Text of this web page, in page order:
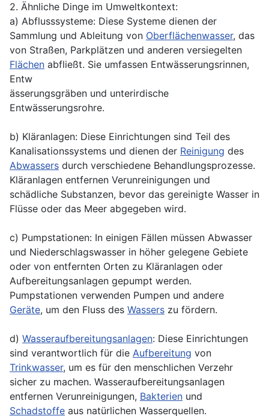
2. Ähnliche Dinge im Umweltkontext:
a) Abflusssysteme: Diese Systeme dienen der
Sammlung und Ableitung von Oberflächenwasser, das
von Straßen, Parkplätzen und anderen versiegelten
Flächen abfließt. Sie umfassen Entwässerungsrinnen,
Entw
ässerungsgräben und unterirdische
Entwässerungsrohre.
b) Kläranlagen: Diese Einrichtungen sind Teil des
Kanalisationssystems und dienen der Reinigung des
Abwassers durch verschiedene Behandlungsprozesse.
Kläranlagen entfernen Verunreinigungen und
schädliche Substanzen, bevor das gereinigte Wasser in
Flüsse oder das Meer abgegeben wird.
c) Pumpstationen: In einigen Fällen müssen Abwasser
und Niederschlagswasser in höher gelegene Gebiete
oder von entfernten Orten zu Kläranlagen oder
Aufbereitungsanlagen gepumpt werden.
Pumpstationen verwenden Pumpen und andere
Geräte, um den Fluss des Wassers zu fördern.
d) Wasseraufbereitungsanlagen: Diese Einrichtungen
sind verantwortlich für die Aufbereitung von
Trinkwasser, um es für den menschlichen Verzehr
sicher zu machen. Wasseraufbereitungsanlagen
entfernen Verunreinigungen, Bakterien und
Schadstoffe aus natürlichen Wasserquellen.